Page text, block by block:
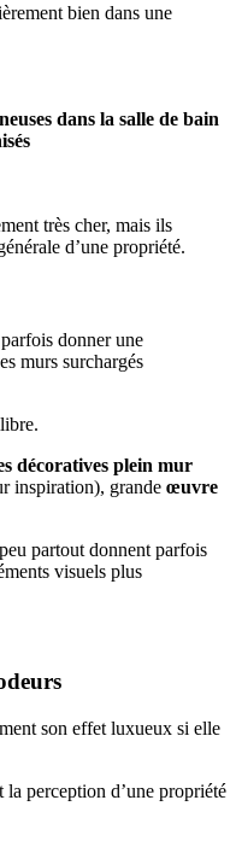
bien dans une
dans la salle de bain
très cher, mais ils
d’une propriété.
donner une
murs surchargés
décoratives plein mur
inspiration), grande œuvre
partout donnent parfois
visuels plus
son effet luxueux si elle
perception d’une propriété